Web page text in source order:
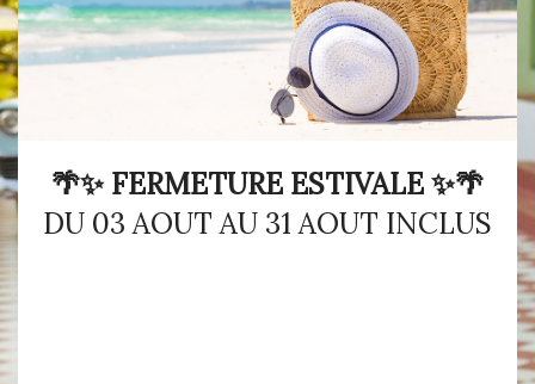
🌴✨ FERMETURE ESTIVALE ✨🌴
DU 03 AOUT AU 31 AOUT INCLUS